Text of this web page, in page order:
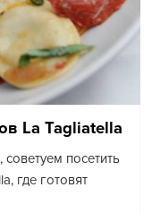
La Tagliatella
посетить
где готовят